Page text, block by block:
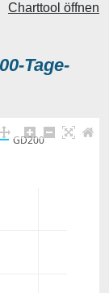
Tage-
Charttool öffnen
GD200